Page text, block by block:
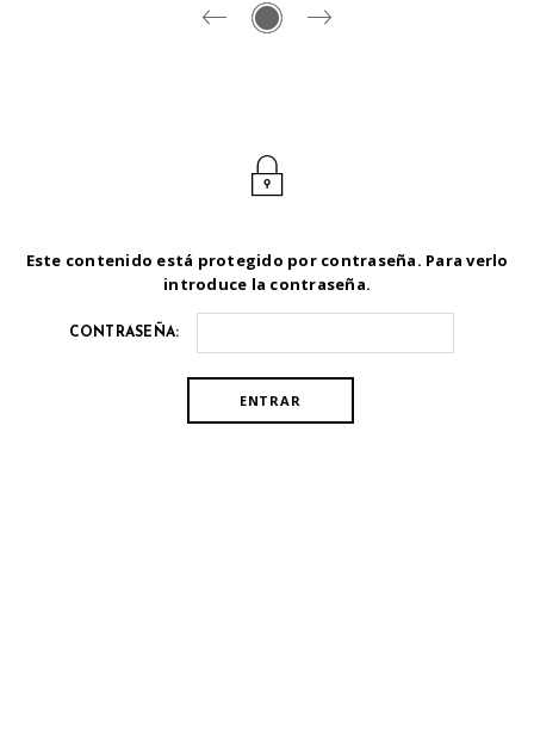
Este contenido está protegido por contraseña. Para verlo
introduce la contraseña.
CONTRASEÑA: